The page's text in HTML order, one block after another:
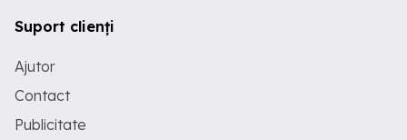
Suport clienți
Ajutor
Contact
Publicitate